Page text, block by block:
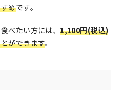
めです。
べたい方には、1,100円(税込)
ができます。